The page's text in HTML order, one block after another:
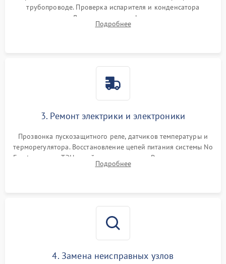
трубопроводе. Проверка испарителя и конденсатора
течеискателем. Демонтаж старого фильтра-осушителя и
продувка капиллярной трубки для устранения засоров.
Подробнее
3. Ремонт электрики и электроники
Прозвонка пускозащитного реле, датчиков температуры и
терморегулятора. Восстановление цепей питания системы No
Frost, включая ТЭН оттайки и вентилятор. Ремонт или замена
платы управления при сбоях алгоритмов.
Подробнее
4. Замена неисправных узлов